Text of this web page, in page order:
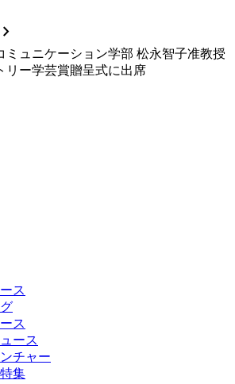
chevron_forward
ミュニケーション学部 松永智子准教授
リー学芸賞贈呈式に出席
ス
ス
ース
チャー
集